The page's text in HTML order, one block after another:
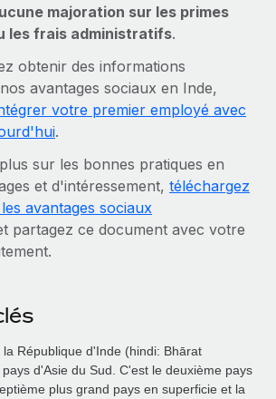
majoration sur les primes
les frais administratifs.
obtenir des informations
avantages sociaux en Inde,
votre premier employé avec
.
sur les bonnes pratiques en
et d'intéressement, téléchargez
avantages sociaux
partagez ce document avec votre
République d'Inde (hindi: Bhārat
d'Asie du Sud. C'est le deuxième pays
plus grand pays en superficie et la